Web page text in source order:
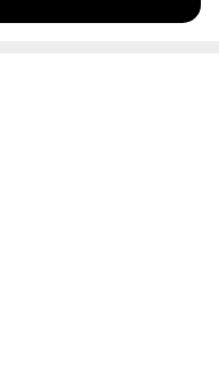
용할지 못할지는 전적으로